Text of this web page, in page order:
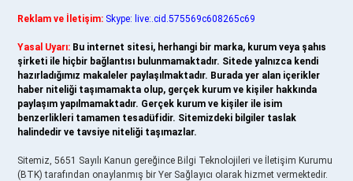
Reklam ve İletişim: Skype: live:.cid.575569c608265c69
Yasal Uyarı: Bu internet sitesi, herhangi bir marka, kurum veya şahıs
şirketi ile hiçbir bağlantısı bulunmamaktadır. Sitede yalnızca kendi
hazırladığımız makaleler paylaşılmaktadır. Burada yer alan içerikler
haber niteliği taşımamakta olup, gerçek kurum ve kişiler hakkında
paylaşım yapılmamaktadır. Gerçek kurum ve kişiler ile isim
benzerlikleri tamamen tesadüfidir. Sitemizdeki bilgiler taslak
halindedir ve tavsiye niteliği taşımazlar.
Sitemiz, 5651 Sayılı Kanun gereğince Bilgi Teknolojileri ve İletişim Kurumu
(BTK) tarafından onaylanmış bir Yer Sağlayıcı olarak hizmet vermektedir.